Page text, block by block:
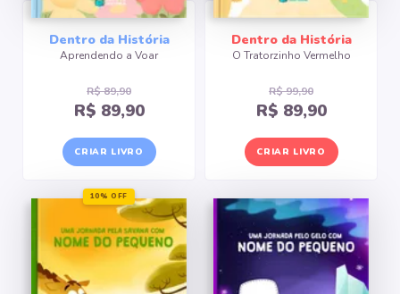
Dentro da História
Aprendendo a Voar
R$ 89,90
R$ 89,90
CRIAR LIVRO
Dentro da História
O Tratorzinho Vermelho
R$ 99,90
R$ 89,90
CRIAR LIVRO
10% OFF